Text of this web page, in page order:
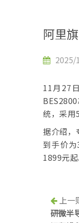
阿里
2025/
11月27
统，采用
据介绍，
到手价
1899元起
上一
研微半